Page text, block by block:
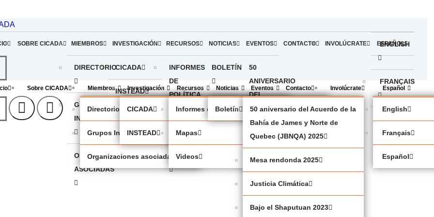
SOBRE CICADA MIEMBROS
DIRECTORIO
GRUPOS
INDÍGENAS
ORGANIZACIONES
ASOCIADAS
INVESTIGACIÓN
CICADA
INSTEAD
RECURSOS
INFORMES
DE
POLÍTICA
MAPAS
VIDEOS
NOTICIAS
BOLETÍN
EVENTOS
50
ANIVERSARIO
DEL
ACUERDO
DE LA
BAHÍA
DE
JAMES
CONTACTO INVOLÚCRATE ESPAÑOL
ENGLISH
FRANÇAIS
Sobre CICADA Miembros
Directorio
Grupos Indígenas
Organizaciones asociadas
Investigación
CICADA
INSTEAD
Recursos
Informes de política
Mapas
Videos
Noticias
Boletín
Eventos
50 aniversario del Acuerdo de la
Bahía de James y Norte de
Quebec (JBNQA) 2025
Mesa rendonda 2025
Justicia Climática
Bajo el Shaputuan 2023
Contacto Involúcrate Español
English
Français
Español